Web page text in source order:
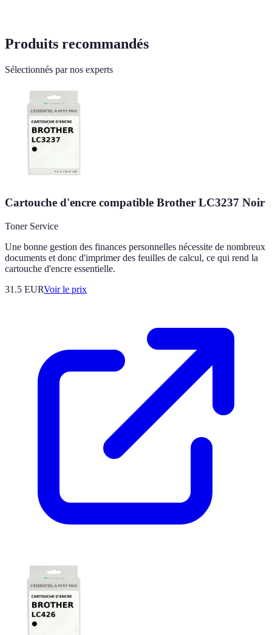
Produits recommandés
Sélectionnés par nos experts
Cartouche d'encre compatible Brother LC3237 Noir
Toner Service
Une bonne gestion des finances personnelles nécessite de nombreux
documents et donc d'imprimer des feuilles de calcul, ce qui rend la
cartouche d'encre essentielle.
31.5 EURVoir le prix